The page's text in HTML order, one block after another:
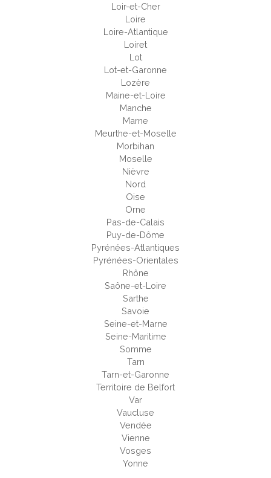
Loir-et-Cher
Loire
Loire-Atlantique
Loiret
Lot
Lot-et-Garonne
Lozère
Maine-et-Loire
Manche
Marne
Meurthe-et-Moselle
Morbihan
Moselle
Nièvre
Nord
Oise
Orne
Pas-de-Calais
Puy-de-Dôme
Pyrénées-Atlantiques
Pyrénées-Orientales
Rhône
Saône-et-Loire
Sarthe
Savoie
Seine-et-Marne
Seine-Maritime
Somme
Tarn
Tarn-et-Garonne
Territoire de Belfort
Var
Vaucluse
Vendée
Vienne
Vosges
Yonne